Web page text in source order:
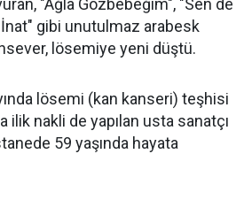
"Ağla Gözbebeğim", "Sen de
gibi unutulmaz arabesk
lösemiye yeni düştü.
lösemi (kan kanseri) teşhisi
ilik nakli de yapılan usta sanatçı
59 yaşında hayata